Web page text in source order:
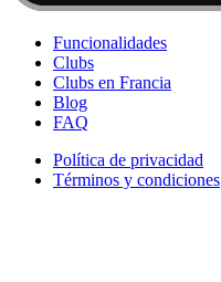
Funcionalidades
Clubs
Clubs en Francia
Blog
FAQ
Política de privacidad
Términos y condiciones